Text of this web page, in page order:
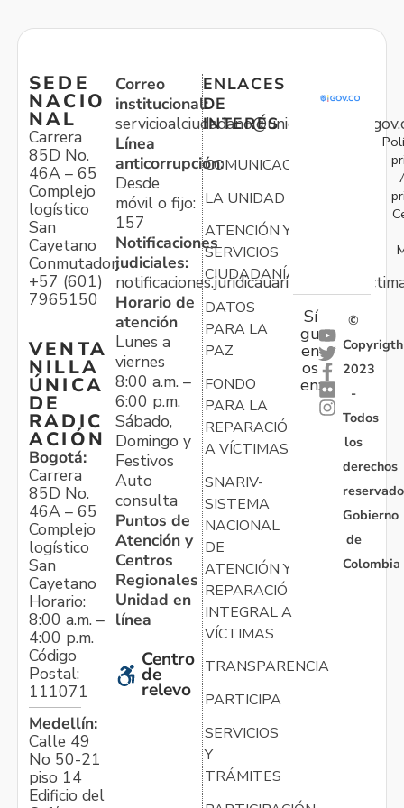
SEDE
NACIO
NAL
Carrera
85D No.
46A – 65
Complejo
logístico
San
Cayetano
Conmutador:
+57 (601)
7965150
VENTA
NILLA
ÚNICA
DE
RADIC
ACIÓN
Bogotá:
Carrera
85D No.
46A – 65
Complejo
logístico
San
Cayetano
Horario:
8:00 a.m. –
4:00 p.m.
Código
Postal:
111071
Medellín:
Calle 49
No 50-21
piso 14
Edificio del
Correo
institucional:
Línea
anticorrupción:
Desde
móvil o fijo:
157
Notificaciones
judiciales:
Horario de
atención
Lunes a
viernes
8:00 a.m. –
6:00 p.m.
Sábado,
Domingo y
Festivos
Auto
consulta
Puntos de
Atención y
Centros
Regionales
Unidad en
línea
Centro
de
relevo
ENLACES
DE
INTERÉS
COMUNICACIONES
LA UNIDAD
ATENCIÓN Y
SERVICIOS
CIUDADANÍA
DATOS
PARA LA
PAZ
FONDO
PARA LA
REPARACIÓN
A VÍCTIMAS
SNARIV-
SISTEMA
NACIONAL
DE
ATENCIÓN Y
REPARACIÓN
INTEGRAL A
VÍCTIMAS
TRANSPARENCIA
PARTICIPA
SERVICIOS
Y
TRÁMITES
Sí
gu
en
os
en:
©
Copyrigth
2023
-
Todos
los
derechos
Gobierno
de
Colombia